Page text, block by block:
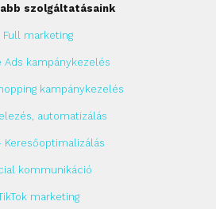
szolgáltatásaink
Full marketing
Ads kampánykezelés
kampánykezelés
automatizálás
Keresőoptimalizálás
kommunikáció
marketing